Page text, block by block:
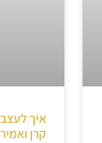
איך
קרן ואמיר